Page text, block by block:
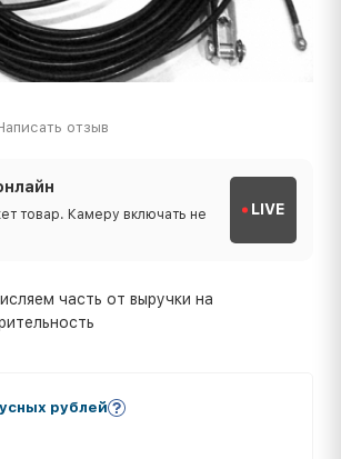
отзыв
товар. Камеру включать не
LIVE
часть от выручки на
рублей